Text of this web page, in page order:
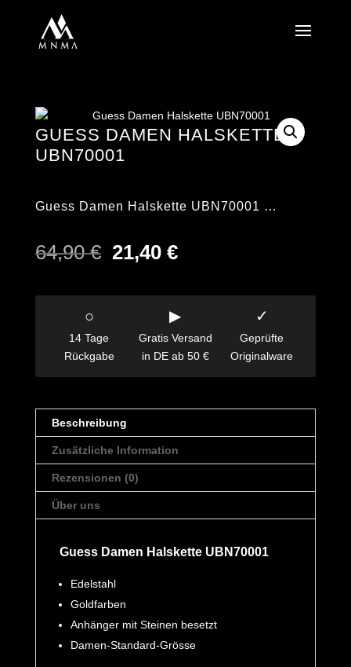
GUESS DAMEN HALSKETTE
UBN70001
Guess Damen Halskette UBN70001 …
64,90€ Ursprünglicher
Preis
64,90 €
21,40 €Aktueller
○
14 Tage
Rückgabe
▶
Gratis Versand
in DE ab 50 €
✓
Geprüfte
Originalware
Beschreibung
Zusätzliche Information
Rezensionen (0)
Über uns
Guess Damen Halskette UBN70001
Edelstahl
Goldfarben
Anhänger mit Steinen besetzt
Damen-Standard-Grösse